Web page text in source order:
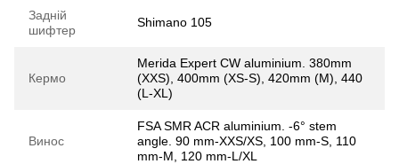
Задній
шифтер
Shimano 105
Кермо
Merida Expert CW aluminium. 380mm
(XXS), 400mm (XS-S), 420mm (M), 440
(L-XL)
Винос
FSA SMR ACR aluminium. -6° stem
angle. 90 mm-XXS/XS, 100 mm-S, 110
mm-M, 120 mm-L/XL